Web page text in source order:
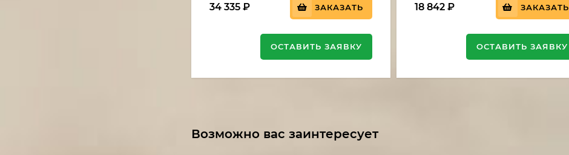
34 335 ₽ ЗАКАЗАТЬ
ОСТАВИТЬ ЗАЯВКУ
18 842₽ ЗАКАЗАТЬ
ОСТАВИТЬ ЗАЯВКУ
Возможно вас заинтересует